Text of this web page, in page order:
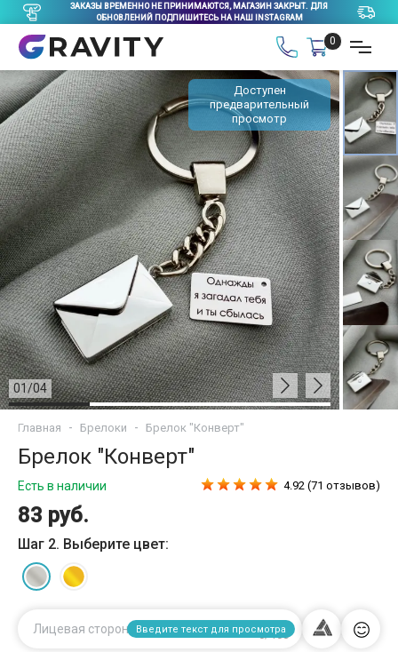
ЗАКАЗЫ ВРЕМЕННО НЕ ПРИНИМАЮТСЯ, МАГАЗИН ЗАКРЫТ. ДЛЯ
ОБНОВЛЕНИЙ ПОДПИШИТЕСЬ НА НАШ INSTAGRAM
0
Доступен
предварительный
просмотр
01/04
Главная Брелоки Брелок "Конверт"
Брелок "Конверт"
Есть в наличии
83 руб.
4.92 (71 отзывов)
Шаг 2. Выберите цвет:
0/100
Лицевая сторона Введите текст для просмотра